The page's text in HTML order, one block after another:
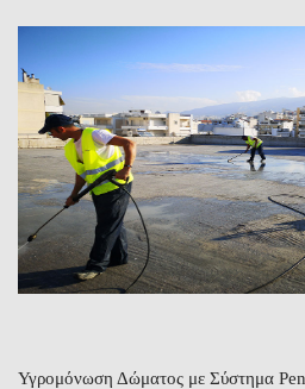
Υγρομόνωση Δώματος με Σύστημα